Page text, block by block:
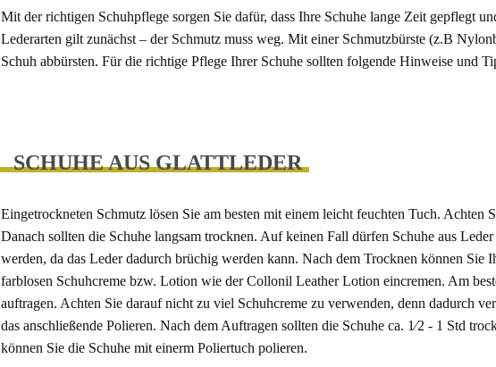
Mit der richtigen Schuhpflege sorgen Sie dafür, dass Ihre Schuhe lange Zeit gepflegt
Lederarten gilt zunächst – der Schmutz muss weg. Mit einer Schmutzbürste (z.B
Schuh abbürsten. Für die richtige Pflege Ihrer Schuhe sollten folgende Hinweise und
SCHUHE AUS GLATTLEDER
Eingetrockneten Schmutz lösen Sie am besten mit einem leicht feuchten Tuch. Achten
Danach sollten die Schuhe langsam trocknen. Auf keinen Fall dürfen Schuhe aus
werden, da das Leder dadurch brüchig werden kann. Nach dem Trocknen können Sie
farblosen Schuhcreme bzw. Lotion wie der Collonil Leather Lotion eincremen. Am
auftragen. Achten Sie darauf nicht zu viel Schuhcreme zu verwenden, denn dadurch
das anschließende Polieren. Nach dem Auftragen sollten die Schuhe ca. 1⁄2 - 1 Std
können Sie die Schuhe mit einerm Poliertuch polieren.